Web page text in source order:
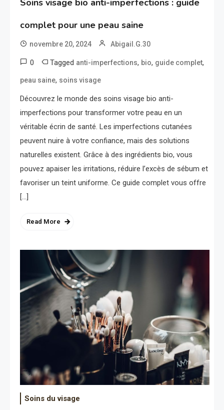
complet pour une peau saine
novembre 20, 2024 Abigail.G.30
0 Tagged anti-imperfections, bio, guide complet,
peau saine, soins visage
Découvrez le monde des soins visage bio anti-
imperfections pour transformer votre peau en un
véritable écrin de santé. Les imperfections cutanées
peuvent nuire à votre confiance, mais des solutions
naturelles existent. Grâce à des ingrédients bio, vous
pouvez apaiser les irritations, réduire l’excès de sébum et
favoriser un teint uniforme. Ce guide complet vous offre
[…]
Read More
Soins du visage